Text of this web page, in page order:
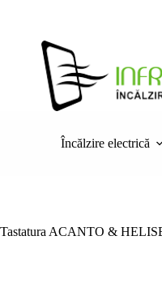
Încălzire electrică
Tastatura ACANTO &